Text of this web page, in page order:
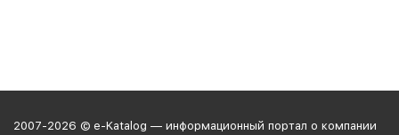
2007-2026 © e-Katalog — информационный портал о компании